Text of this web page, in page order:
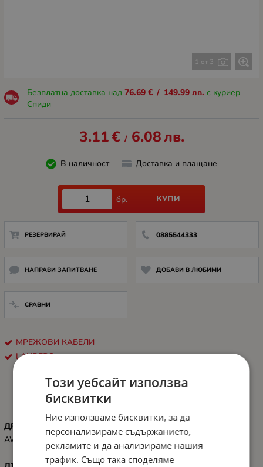
1 от 3
Безплатна доставка над 76.69 € / 149.99 лв. с куриер
Спиди
3.11€ / 6.08лв.
В наличност Доставка и плащане
бр. КУПИ
РЕЗЕРВИРАЙ 0885544333
НАПРАВИ ЗАПИТВАНЕ ДОБАВИ В ЛЮБИМИ
СРАВНИ
МРЕЖОВИ КАБЕЛИ
LANBERG
ХАРАКТЕРИСТИКИ
ДРУГИ
AWG: 26
Този уебсайт използва
бисквитки
Ние използваме бисквитки, за да
персонализираме съдържанието,
рекламите и да анализираме нашия
трафик. Също така споделяме